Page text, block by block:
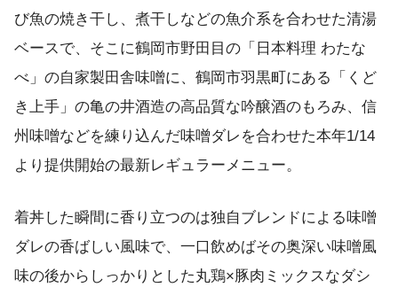
び魚の焼き干し、煮干しなどの魚介系を合わせた清湯
ベースで、そこに鶴岡市野田目の「日本料理 わたな
べ」の自家製田舎味噌に、鶴岡市羽黒町にある「くど
き上手」の亀の井酒造の高品質な吟醸酒のもろみ、信
州味噌などを練り込んだ味噌ダレを合わせた本年1/14
より提供開始の最新レギュラーメニュー。
着丼した瞬間に香り立つのは独自ブレンドによる味噌
ダレの香ばしい風味で、一口飲めばその奥深い味噌風
味の後からしっかりとした丸鶏×豚肉ミックスなダシ